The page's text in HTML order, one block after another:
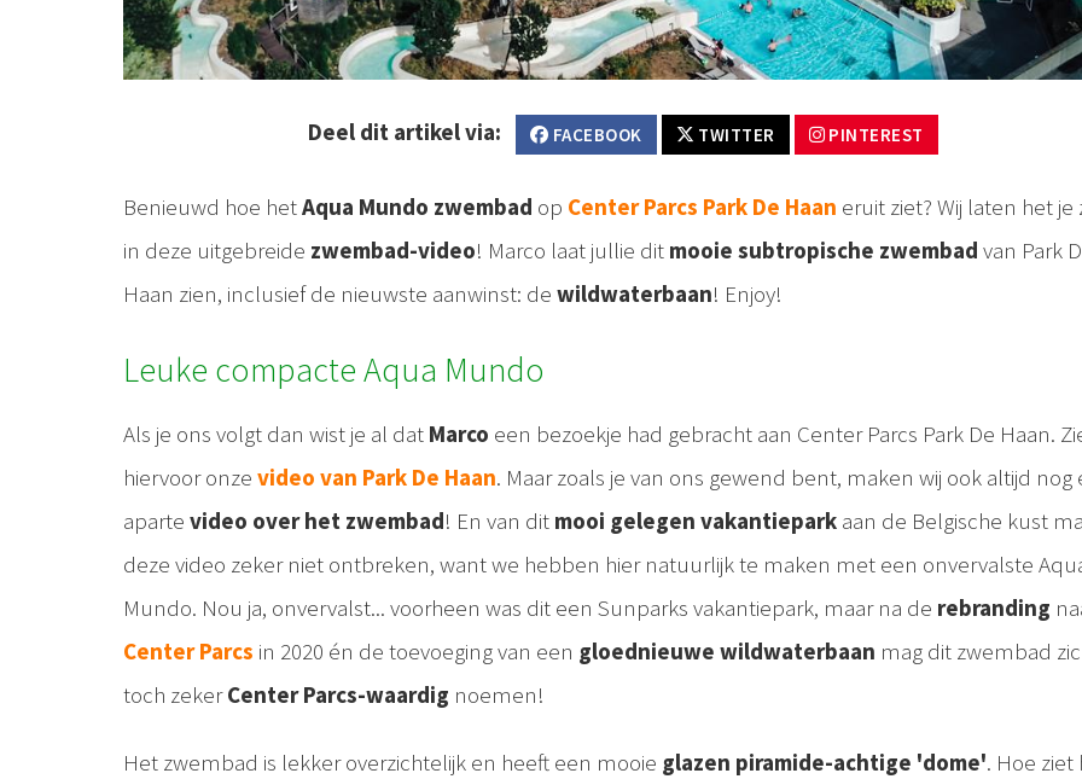
Deel dit artikel via: FACEBOOK TWITTER PINTEREST
Benieuwd hoe hetAqua Mundo zwembad op Center Parcs Park De Haan eruit ziet? Wij laten het je
in deze uitgebreide zwembad-video! Marco laat jullie dit mooie subtropische zwembad van Park
Haan zien, inclusief de nieuwste aanwinst: de wildwaterbaan! Enjoy!
Leuke compacte Aqua Mundo
Als je ons volgt dan wist je al dat Marco een bezoekje had gebracht aan Center Parcs Park De Haan.
hiervoor onze video van Park De Haan. Maar zoals je van ons gewend bent, maken wij ook altijd nog
aparte video over het zwembad! En van dit mooi gelegen vakantiepark aan de Belgische kust
deze video zeker niet ontbreken, want we hebben hier natuurlijk te maken met een onvervalste
Mundo. Nou ja, onvervalst... voorheen was dit een Sunparks vakantiepark, maar na de rebranding
Center Parcs in 2020 én de toevoeging van een gloednieuwe wildwaterbaan mag dit zwembad
toch zekerCenter Parcs-waardig noemen!
Het zwembad is lekker overzichtelijk en heeft een mooie glazen piramide-achtige 'dome'. Hoe ziet